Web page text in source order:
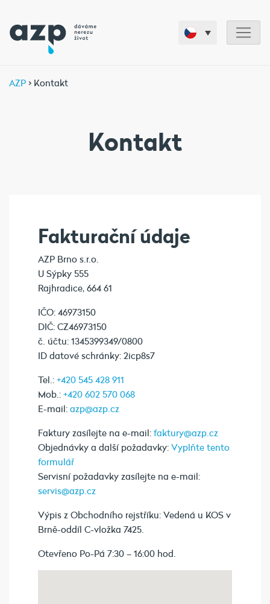
AZP > Kontakt
Kontakt
Fakturační údaje
AZP Brno s.r.o.
U Sýpky 555
Rajhradice, 664 61
IČO: 46973150
DIČ: CZ46973150
č. účtu: 1345399349/0800
ID datové schránky: 2icp8s7
Tel.: +420 545 428 911
Mob.: +420 602 570 068
E-mail: azp@azp.cz
Faktury zasílejte na e-mail: faktury@azp.cz
Objednávky a další požadavky: Vyplňte tento
formulář
Servisní požadavky zasílejte na e-mail:
servis@azp.cz
Výpis z Obchodního rejstříku: Vedená u KOS v
Brně-oddíl C-vložka 7425.
Otevřeno Po-Pá 7:30 – 16:00 hod.